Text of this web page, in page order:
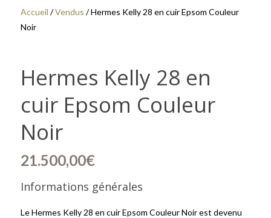
Accueil /Vendus / Hermes Kelly 28 en cuir Epsom Couleur
Noir
Hermes Kelly 28 en
cuir Epsom Couleur
Noir
21.500,00€
Informations générales
Le Hermes Kelly 28 en cuir Epsom Couleur Noir est devenu